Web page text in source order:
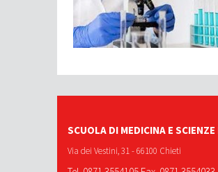
SCUOLA DI MEDICINA E
Via dei Vestini, 31 - 66100 Chieti